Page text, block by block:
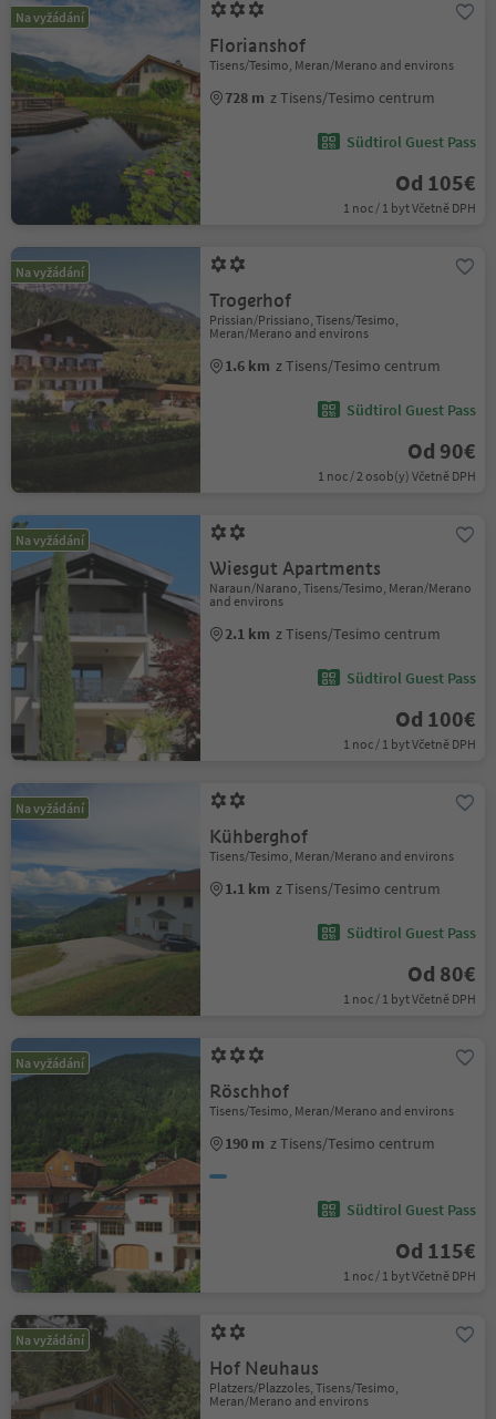
Na vyžádání
Florianshof
Tisens/Tesimo, Meran/Merano and environs
728 m z Tisens/Tesimo centrum
Südtirol Guest Pass
Od 105€
1 noc / 1 byt Včetně DPH
Na vyžádání
Trogerhof
Prissian/Prissiano, Tisens/Tesimo,
Meran/Merano and environs
1.6 km z Tisens/Tesimo centrum
Südtirol Guest Pass
Od 90€
1 noc / 2 osob(y) Včetně DPH
Na vyžádání
Wiesgut Apartments
Naraun/Narano, Tisens/Tesimo, Meran/Merano
and environs
2.1 km z Tisens/Tesimo centrum
Südtirol Guest Pass
Od 100€
1 noc / 1 byt Včetně DPH
Na vyžádání
Kühberghof
Tisens/Tesimo, Meran/Merano and environs
1.1 km z Tisens/Tesimo centrum
Südtirol Guest Pass
Od 80€
1 noc / 1 byt Včetně DPH
Na vyžádání
Röschhof
Tisens/Tesimo, Meran/Merano and environs
190 m z Tisens/Tesimo centrum
Südtirol Guest Pass
Od 115€
1 noc / 1 byt Včetně DPH
Na vyžádání
Hof Neuhaus
Platzers/Plazzoles, Tisens/Tesimo,
Meran/Merano and environs